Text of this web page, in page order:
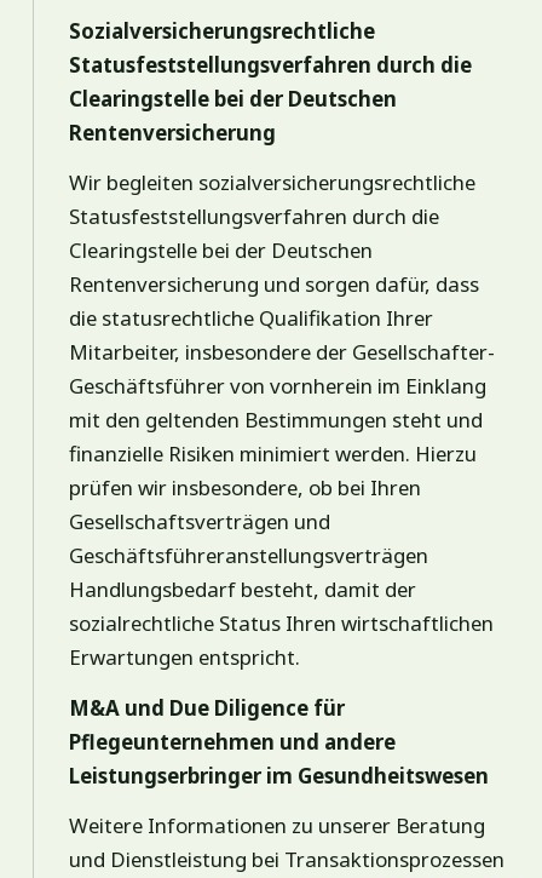
Sozialversicherungsrechtliche
Statusfeststellungsverfahren durch die
Clearingstelle bei der Deutschen
Rentenversicherung
Wir begleiten sozialversicherungsrechtliche
Statusfeststellungsverfahren durch die
Clearingstelle bei der Deutschen
Rentenversicherung und sorgen dafür, dass
die statusrechtliche Qualifikation Ihrer
Mitarbeiter, insbesondere der Gesellschafter-
Geschäftsführer von vornherein im Einklang
mit den geltenden Bestimmungen steht und
finanzielle Risiken minimiert werden. Hierzu
prüfen wir insbesondere, ob bei Ihren
Gesellschaftsverträgen und
Geschäftsführeranstellungsverträgen
Handlungsbedarf besteht, damit der
sozialrechtliche Status Ihren wirtschaftlichen
Erwartungen entspricht.
M&A und Due Diligence für
Pflegeunternehmen und andere
Leistungserbringer im Gesundheitswesen
Weitere Informationen zu unserer Beratung
und Dienstleistung bei Transaktionsprozessen